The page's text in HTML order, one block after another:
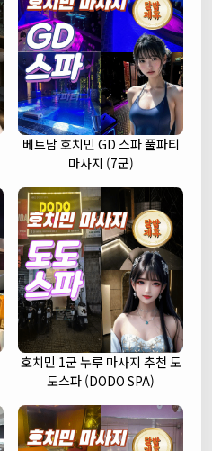
베트남 호치민 GD 스파 풀파티
마사지 (7군)
호치민 1군 누루 마사지 추천 도
도스파 (DODO SPA)